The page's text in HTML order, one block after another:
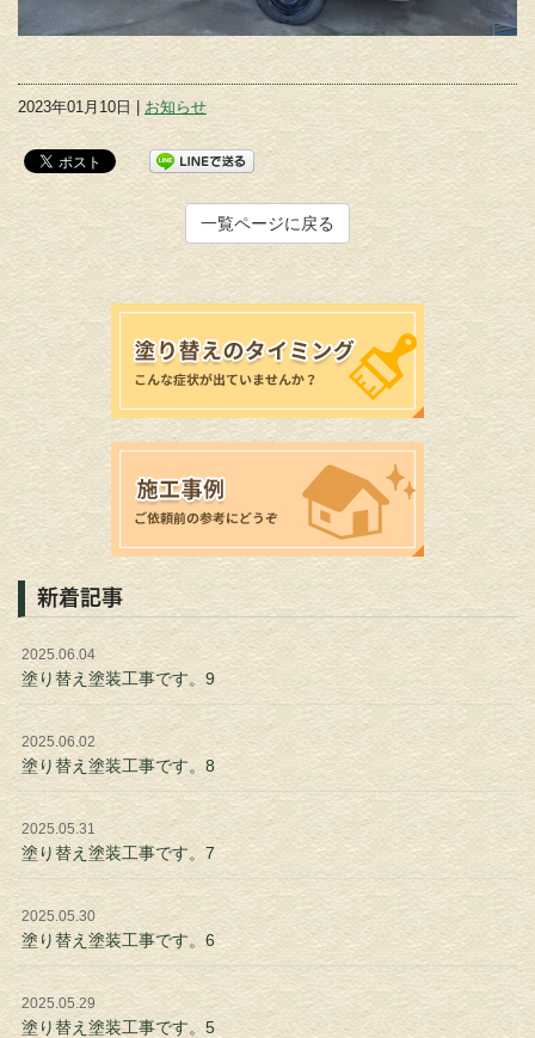
2023年01月10日 | お知らせ
一覧ページに戻る
新着記事
2025.06.04
塗り替え塗装工事です。9
2025.06.02
塗り替え塗装工事です。8
2025.05.31
塗り替え塗装工事です。7
2025.05.30
塗り替え塗装工事です。6
2025.05.29
塗り替え塗装工事です。5